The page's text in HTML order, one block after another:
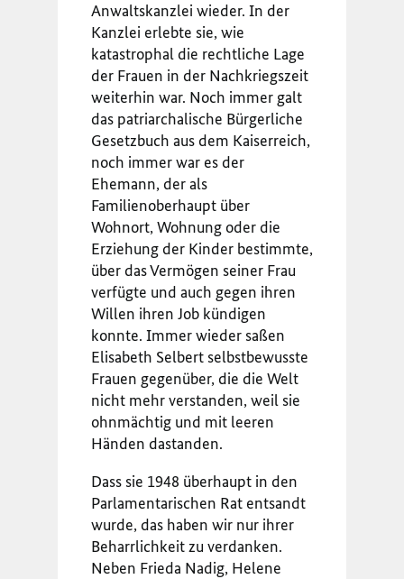
Anwaltskanzlei wieder. In der
Kanzlei erlebte sie, wie
katastrophal die rechtliche Lage
der Frauen in der Nachkriegszeit
weiterhin war. Noch immer galt
das patriarchalische Bürgerliche
Gesetzbuch aus dem Kaiserreich,
noch immer war es der
Ehemann, der als
Familienoberhaupt über
Wohnort, Wohnung oder die
Erziehung der Kinder bestimmte,
über das Vermögen seiner Frau
verfügte und auch gegen ihren
Willen ihren Job kündigen
konnte. Immer wieder saßen
Elisabeth Selbert selbstbewusste
Frauen gegenüber, die die Welt
nicht mehr verstanden, weil sie
ohnmächtig und mit leeren
Händen dastanden.
Dass sie 1948 überhaupt in den
Parlamentarischen Rat entsandt
wurde, das haben wir nur ihrer
Beharrlichkeit zu verdanken.
Neben Frieda Nadig, Helene